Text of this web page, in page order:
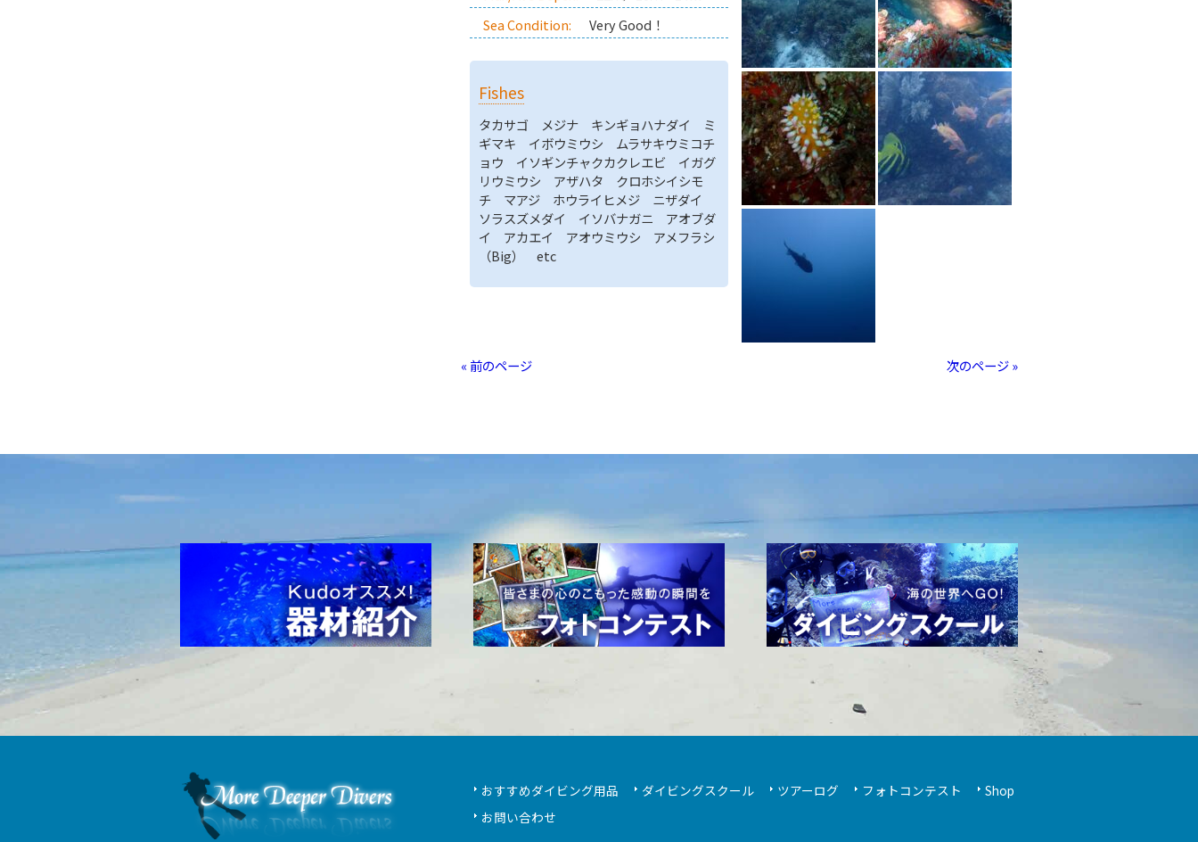
Sea Condition:
Very Good！
Fishes
タカサゴ メジナ キンギョハナダイ ミ
ギマキ イボウミウシ ムラサキウミコチ
ョウ イソギンチャクカクレエビ イガグ
リウミウシ アザハタ クロホシイシモ
チ マアジ ホウライヒメジ ニザダイ
ソラスズメダイ イソバナガニ アオブダ
イ アカエイ アオウミウシ アメフラシ
（Big） etc
« 前のページ 次のページ »
おすすめダイビング用品 ダイビングスクール ツアーログ フォトコンテスト
Shop
お問い合わせ